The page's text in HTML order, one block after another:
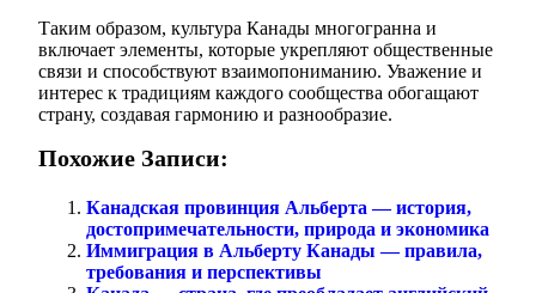
Таким образом, культура Канады многогранна и
включает элементы, которые укрепляют общественные
связи и способствуют взаимопониманию. Уважение и
интерес к традициям каждого сообщества обогащают
страну, создавая гармонию и разнообразие.
Похожие Записи:
Канадская провинция Альберта — история,
достопримечательности, природа и экономика
Иммиграция в Альберту Канады — правила,
требования и перспективы